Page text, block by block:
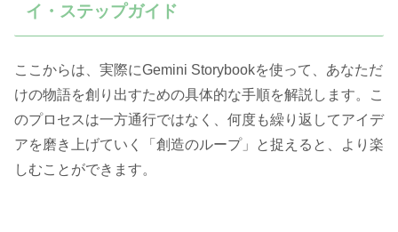
イ・ステップガイド
ここからは、実際にGemini Storybookを使って、あなただ
けの物語を創り出すための具体的な手順を解説します。こ
のプロセスは一方通行ではなく、何度も繰り返してアイデ
アを磨き上げていく「創造のループ」と捉えると、より楽
しむことができます。